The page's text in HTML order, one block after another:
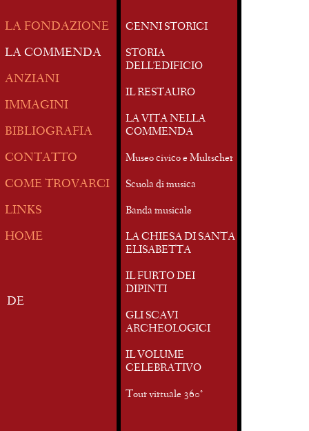
LA FONDAZIONE
LA COMMENDA
ANZIANI
IMMAGINI
BIBLIOGRAFIA
CONTATTO
COME TROVARCI
LINKS
HOME
DE
CENNI STORICI
STORIA
DELL'EDIFICIO
IL RESTAURO
LA VITA NELLA
COMMENDA
Museo civico e Multscher
Scuola di musica
Banda musicale
LA CHIESA DI SANTA
ELISABETTA
IL FURTO DEI
DIPINTI
GLI SCAVI
ARCHEOLOGICI
IL VOLUME
CELEBRATIVO
Tour virtuale 360°